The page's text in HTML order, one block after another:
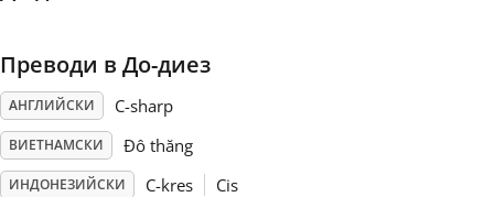
日本語
Polski
Преводи в До-диез
АНГЛИЙСКИ C-sharp
ВИЕТНАМСКИ Đô thăng
ИНДОНЕЗИЙСКИ C-kres Cis